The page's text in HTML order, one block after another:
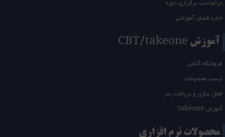
درخواست برگزاری دوره
اجاره فضای آموزشی
آموزش CBT/takeone
فروشگاه آنلاین
لیست محصولات
فعال سازی و دریافت رمز
آموزش takeone
محصولات نرم افزاری